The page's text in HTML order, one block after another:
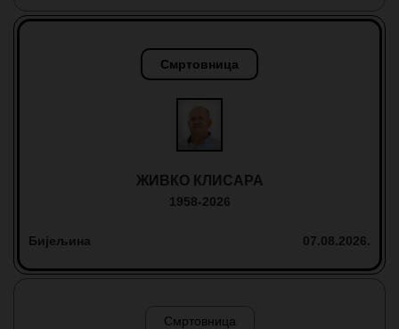
Смртовница
ЖИВКО КЛИСАРА
1958-2026
Бијељина 07.08.2026.
Смртовница